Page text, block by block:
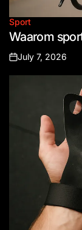
Posted
in
Sport
Waarom
Posted
on
July 7, 2026